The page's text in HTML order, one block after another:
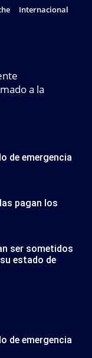
Internacional
a la
de emergencia
pagan los
ser sometidos
estado de
de emergencia